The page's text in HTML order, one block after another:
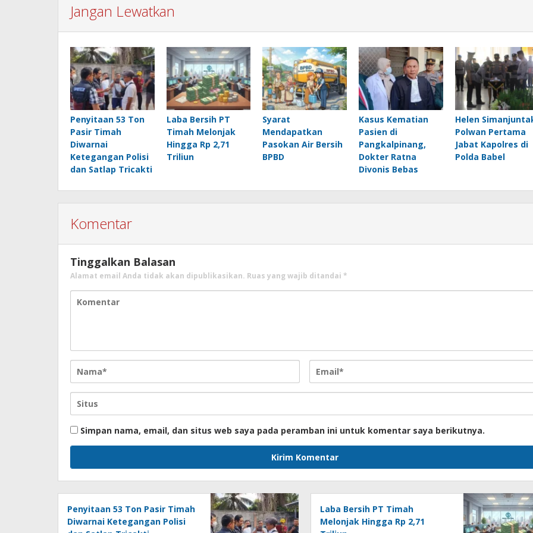
Jangan Lewatkan
Penyitaan 53 Ton
Pasir Timah
Diwarnai
Ketegangan Polisi
dan Satlap Tricakti
Laba Bersih PT
Timah Melonjak
Hingga Rp 2,71
Triliun
Syarat
Mendapatkan
Pasokan Air Bersih
BPBD
Kasus Kematian
Pasien di
Pangkalpinang,
Dokter Ratna
Divonis Bebas
Helen
Polwan Pertama
Jabat Kapolres di
Polda Babel
Komentar
Tinggalkan Balasan
Alamat email Anda tidak akan dipublikasikan. Ruas yang wajib ditandai *
Simpan nama, email, dan situs web saya pada peramban ini untuk komentar saya berikutnya.
Penyitaan 53 Ton Pasir Timah
Diwarnai Ketegangan Polisi
Laba Bersih PT Timah
Melonjak Hingga Rp 2,71